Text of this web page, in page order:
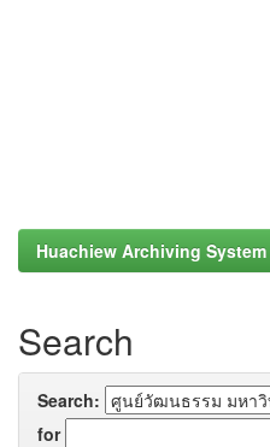
Huachiew Archiving System
Search
Search:
for